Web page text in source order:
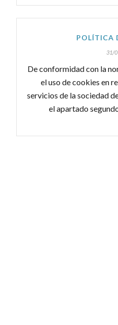
POLÍTICA
31/
De conformidad con la
el uso de cookies en
servicios de la sociedad
el apartado